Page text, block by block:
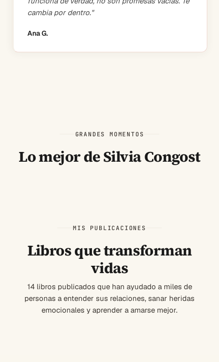
cambia por dentro."
Ana G.
GRANDES MOMENTOS
Lo mejor de Silvia Congost
MIS PUBLICACIONES
Libros que transforman
vidas
14 libros publicados que han ayudado a miles de
personas a entender sus relaciones, sanar heridas
emocionales y aprender a amarse mejor.